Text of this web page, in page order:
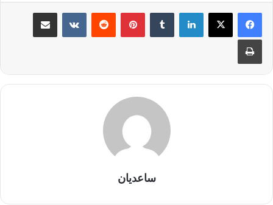
لینکدین ‫تامبلر ‫پین‌ترست‫رددیت ‫VKontakteاشتراک گذاری از طریق ایمیل
چاپ
ساعدیان